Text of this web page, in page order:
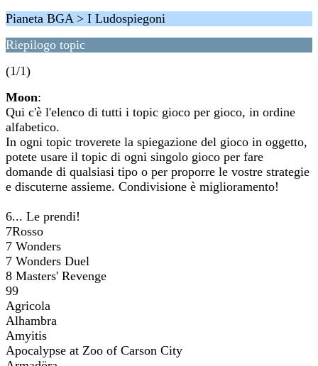
Pianeta BGA > I Ludospiegoni
Riepilogo topic
(1/1)
Moon:
Qui c'è l'elenco di tutti i topic gioco per gioco, in ordine
alfabetico.
In ogni topic troverete la spiegazione del gioco in oggetto,
potete usare il topic di ogni singolo gioco per fare
domande di qualsiasi tipo o per proporre le vostre strategie
e discuterne assieme. Condivisione è miglioramento!
6... Le prendi!
7Rosso
7 Wonders
7 Wonders Duel
8 Masters' Revenge
99
Agricola
Alhambra
Amyitis
Apocalypse at Zoo of Carson City